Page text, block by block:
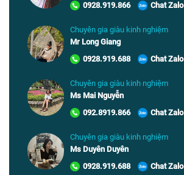
0928.919.866
Chat Zalo
Chuyên gia giàu kinh nghiệm
Mr Long Giang
0928.919.688
Chat Zalo
Chuyên gia giàu kinh nghiệm
Ms Mai Nguyễn
092.8919.866
Chat Zalo
Chuyên gia giàu kinh nghiệm
Ms Duyên Duyên
0928.919.688
Chat Zalo